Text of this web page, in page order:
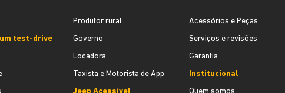
test-drive
Produtor rural
Governo
Locadora
Taxista e Motorista de App
Acessórios e Peças
Serviços e revisões
Garantia
Institucional